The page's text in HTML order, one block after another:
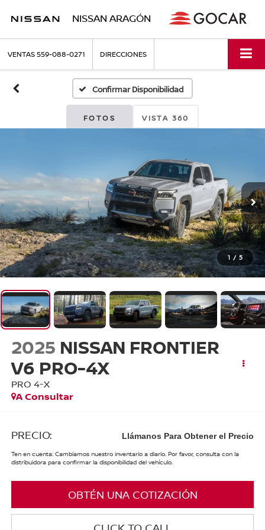
NISSAN ARAGÓN
VENTAS559-088-0271 DIRECCIONES
Confirmar Disponibilidad
FOTOS VISTA 360
1 / 5
2025 NISSAN FRONTIER
V6 PRO-4X
PRO 4-X
A Consultar
PRECIO: Llámanos Para Obtener el Precio
Ten en cuenta: Cambiamos nuestro inventario a diario. Por favor, consulta con la
distribuidora para confirmar la disponibilidad del vehículo.
OBTÉN UNA COTIZACIÓN